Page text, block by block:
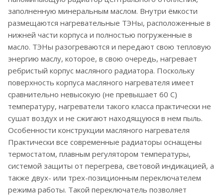
заполненную минеральным маслом. Внутри ёмкости
размещаются нагревательные ТЭНы, расположенные в
нижней части корпуса и полностью погруженные в
масло. ТЭНы разогреваются и передают свою тепловую
энергию маслу, которое, в свою очередь, нагревает
ребристый корпус масляного радиатора. Поскольку
поверхность корпуса масляного нагревателя имеет
сравнительно невысокую (не превышает 60 С)
температуру, нагреватели такого класса практически не
сушат воздух и не сжигают находящуюся в нем пыль.
Особенности конструкции масляного нагревателя
Практически все современные радиаторы оснащены
термостатом, плавным регулятором температуры,
системой защиты от перегрева, световой индикацией, а
также двух- или трех-позиционным переключателем
режима работы. Такой переключатель позволяет